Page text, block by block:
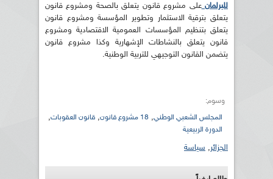
للبرلمانعلى مشروع قانون يتعلق بالصحة ومشروع قانون
يتعلق بترقية الاستثمار وتطوير المؤسسة ومشروع قانون
يتعلق بتنظيم المؤسسات العمومية الاقتصادية ومشروع
قانون يتعلق بالنشاطات الإشهارية وكذا مشروع قانون
يتضمن القانون التوجيهي للتربية الوطنية.
وسوم:
المجلس الشعبي الوطني, 18 مشروع قانون , قانون العقوبات,
الدورة الربيعية
الجزائر, سياسة